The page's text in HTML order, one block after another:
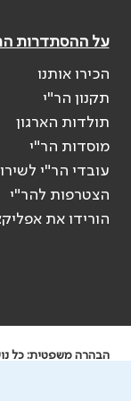
על ההסתדרות
הכירו אותנו
תקנון הר"י
תולדות הארגון
מוסדות הר"י
עובדי הר"י
הצטרפות להר"י
הורידו את
הבהרה משפטית: כל
ידוע לי שהר"י